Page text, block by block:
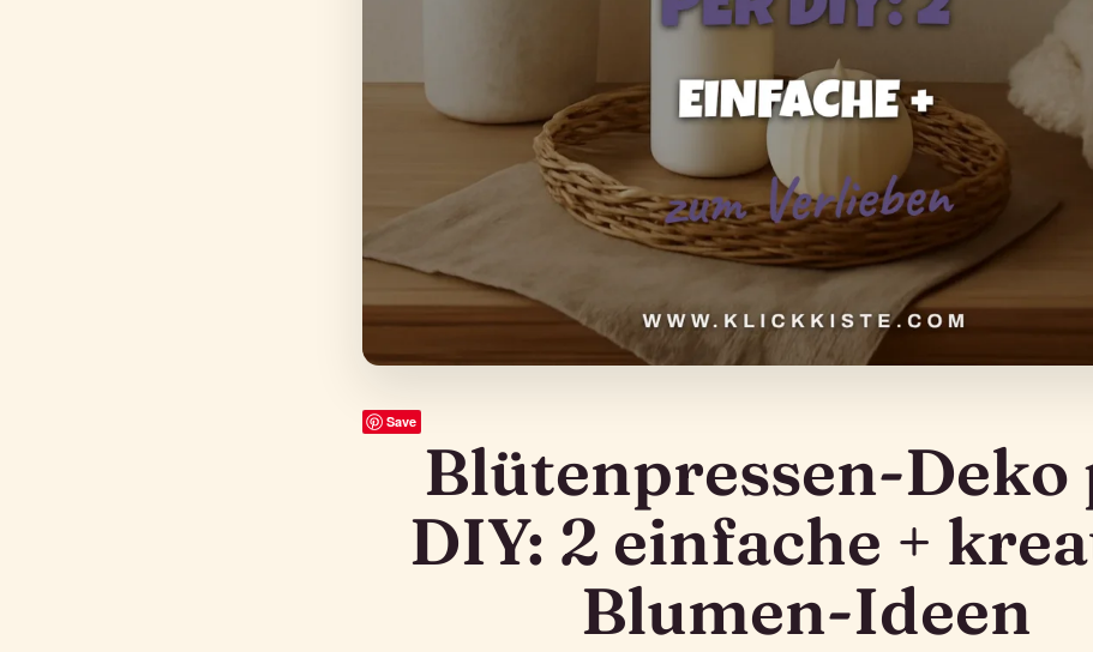
Save
Blütenpressen-Deko
DIY: 2 einfache +
Blumen-Ideen